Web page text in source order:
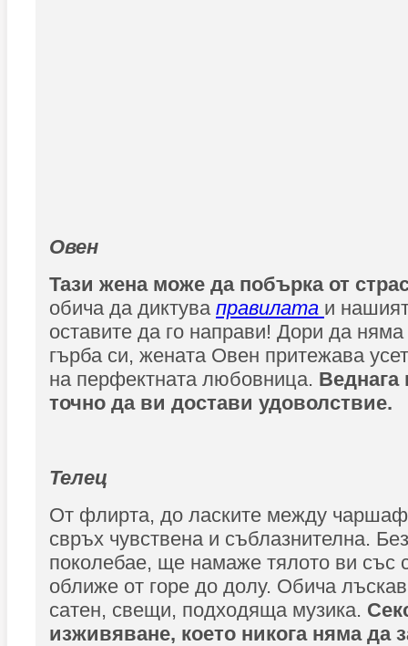
Овен
Тази жена може да побърка от
обича да диктува правилата и
оставите да го направи! Дори да
гърба си, жената Овен притежава
на перфектната любовница. Веднага
точно да ви достави удоволствие.
Телец
От флирта, до ласките между
свръх чувствена и съблазнителна.
поколебае, ще намаже тялото ви със
оближе от горе до долу. Обича
сатен, свещи, подходяща музика.
изживяване, което никога няма да